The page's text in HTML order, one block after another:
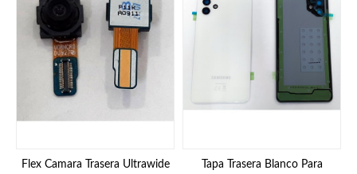
Flex Camara Trasera Ultrawide
Tapa Trasera Blanco Para